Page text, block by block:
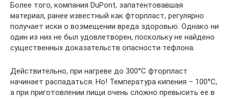
Более того, компания DuPont, запатентовавшая
материал, ранее известный как фторпласт, регулярно
получает иски о возмещении вреда здоровью. Однако ни
один из них не был удовлетворен, поскольку не найдено
существенных доказательств опасности тефлона.
Действительно, при нагреве до 300°С фторпласт
начинает распадаться. Но! Температура кипения – 100°С,
а при приготовлении пищи очень сложно превысить ее в